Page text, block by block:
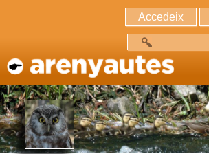
Accedeix